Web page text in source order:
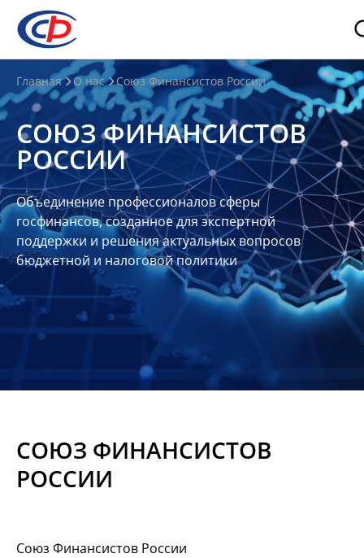
О
нас
О
СФР
Совет
Союза
Участники
Планы
отчеты
Контакты
Материалы
Главная О нас Союз Финансистов России
СОЮЗ ФИНАНСИСТОВ
РОССИИ
Объединение профессионалов сферы
госфинансов, созданное для экспертной
поддержки и решения актуальных вопросов
бюджетной и налоговой политики
СОЮЗ ФИНАНСИСТОВ
РОССИИ
Союз Финансистов России